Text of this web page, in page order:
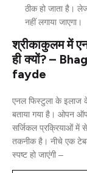
ठीक हो जाता है।
नहीं लगाया जाएगा।
श्रीकाकुलम में
ही क्यों? –
fayde
एनल फिस्टुला के इलाज
बताया गया है। ओपन
सर्जिकल प्रक्रियाओं में
तकनीक है। नीचे एक
स्पष्ट हो जाएंगी –